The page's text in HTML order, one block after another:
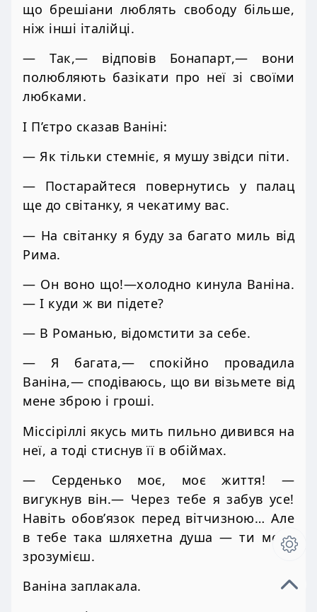
що брешіани люблять свободу більше,
ніж інші італійці.
— Так,— відповів Бонапарт,— вони
полюбляють базікати про неї зі своїми
любками.
І П’єтро сказав Ваніні:
— Як тільки стемніє, я мушу звідси піти.
— Постарайтеся повернутись у палац
ще до світанку, я чекатиму вас.
— На світанку я буду за багато миль від
Рима.
— Он воно що!—холодно кинула Ваніна.
— І куди ж ви підете?
— В Романью, відомстити за себе.
— Я багата,— спокійно провадила
Ваніна,— сподіваюсь, що ви візьмете від
мене зброю і гроші.
Міссіріллі якусь мить пильно дивився на
неї, а тоді стиснув її в обіймах.
— Серденько моє, моє життя! —
вигукнув він.— Через тебе я забув усе!
Навіть обов’язок перед вітчизною… Але
в тебе така шляхетна душа — ти мене
зрозумієш.
Ваніна заплакала.